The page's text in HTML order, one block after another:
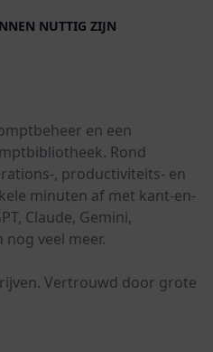
NUTTIG ZIJN
en een
Rond
, productiviteits- en
minuten af met kant-en-
Claude, Gemini,
nog veel meer.
Vertrouwd door grote